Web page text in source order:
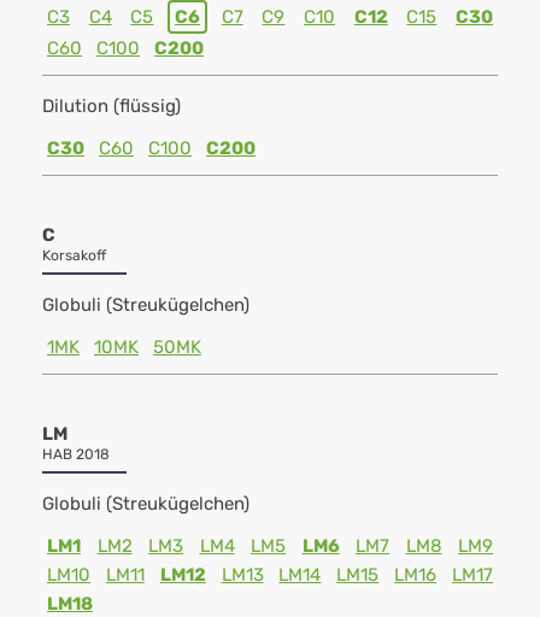
C3 C4 C5 C6 C7 C9 C10 C12 C15
C30
C60
C100 C200
Dilution (flüssig)
C30
C60 C100 C200
C
Korsakoff
Globuli (Streukügelchen)
1MK
10MK 50MK
LM
HAB 2018
Globuli (Streukügelchen)
LM1
LM2 LM3 LM4 LM5 LM6 LM7 LM8
LM9
LM10
LM11 LM12 LM13 LM14 LM15 LM16
LM17
LM18